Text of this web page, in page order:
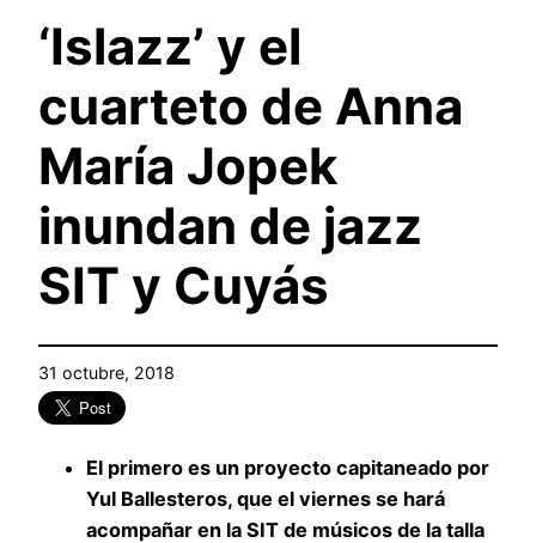
‘Islazz’ y el
cuarteto de Anna
María Jopek
inundan de jazz
SIT y Cuyás
31 octubre, 2018
El primero es un proyecto capitaneado por
Yul Ballesteros, que el viernes se hará
acompañar en la SIT de músicos de la talla